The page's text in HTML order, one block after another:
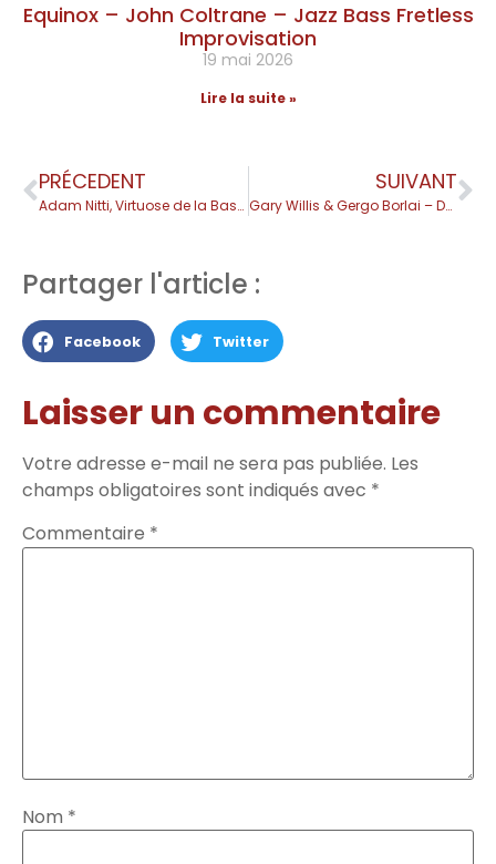
Equinox – John Coltrane – Jazz Bass Fretless
Improvisation
19 mai 2026
Lire la suite »
PRÉCEDENT
Adam Nitti, Virtuose de la Basse 6 Cordes
SUIVANT
Gary Willis & Gergo Borlai – Duo Basse Fretless & Batterie
Partager l'article :
Facebook Twitter
Laisser un commentaire
Votre adresse e-mail ne sera pas publiée. Les
champs obligatoires sont indiqués avec *
Commentaire *
Nom *